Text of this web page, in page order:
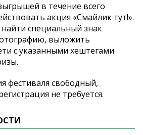
в течение всего
акция «Смайлик тут!».
специальный знак
выложить
суказанными хештегами
фестиваля свободный,
не требуется.